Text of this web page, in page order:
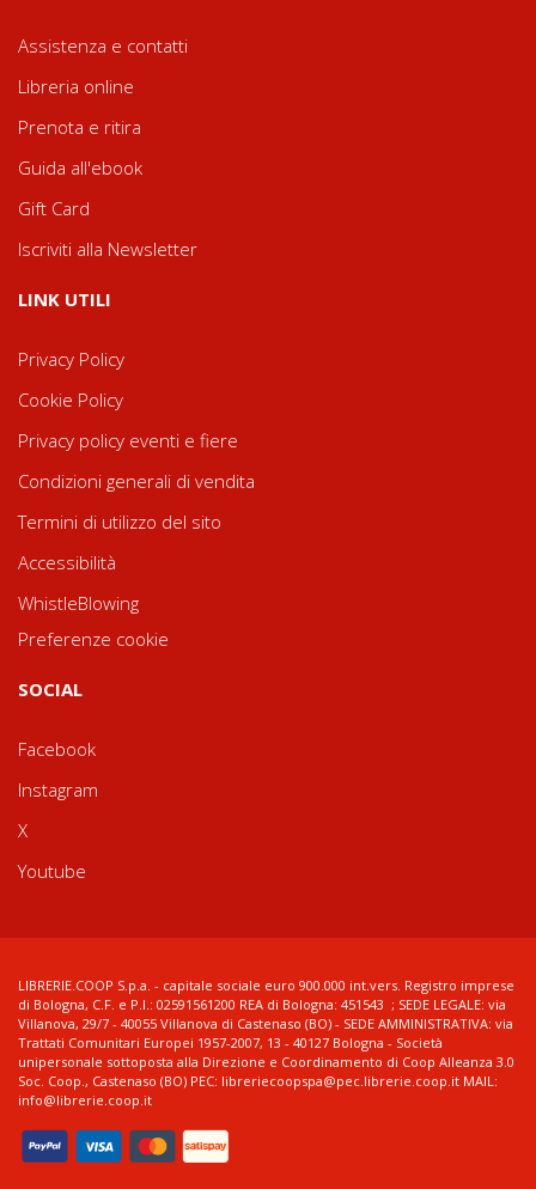
Assistenza e contatti
Libreria online
Prenota e ritira
Guida all'ebook
Gift Card
Iscriviti alla Newsletter
LINK UTILI
Privacy Policy
Cookie Policy
Privacy policy eventi e fiere
Condizioni generali di vendita
Termini di utilizzo del sito
Accessibilità
WhistleBlowing
Preferenze cookie
SOCIAL
Facebook
Instagram
X
Youtube
LIBRERIE.COOP S.p.a. - capitale sociale euro 900.000 int.vers. Registro imprese
di Bologna, C.F. e P.I.: 02591561200 REA di Bologna: 451543 ; SEDE LEGALE: via
Villanova, 29/7 - 40055 Villanova di Castenaso (BO) - SEDE AMMINISTRATIVA: via
Trattati Comunitari Europei 1957-2007, 13 - 40127 Bologna - Società
unipersonale sottoposta alla Direzione e Coordinamento di Coop Alleanza 3.0
Soc. Coop., Castenaso (BO) PEC: libreriecoopspa@pec.librerie.coop.it MAIL:
info@librerie.coop.it